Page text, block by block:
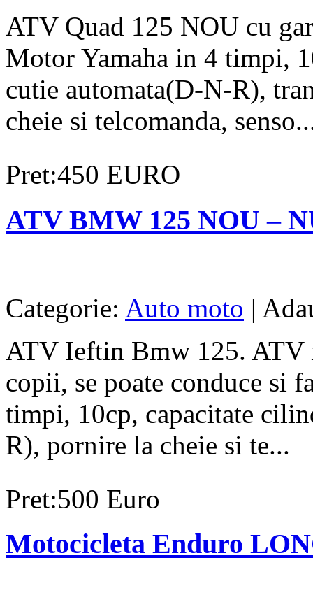
ATV Quad 125 NOU cu
Motor Yamaha in 4 timpi,
cutie automata(D-N-R),
cheie si telcomanda,
Pret:450 EURO
ATV BMW 125 NOU –
Categorie: Auto moto |
ATV Ieftin Bmw 125. ATV
copii, se poate conduce si
timpi, 10cp, capacitate
R), pornire la cheie si te...
Pret:500 Euro
Motocicleta Enduro